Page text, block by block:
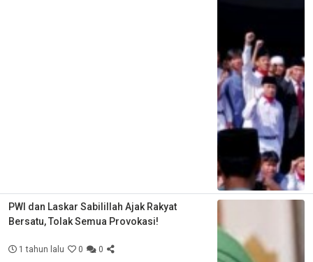
PWI dan Laskar Sabilillah Ajak Rakyat
Bersatu, Tolak Semua Provokasi!
1 tahun lalu 0 0